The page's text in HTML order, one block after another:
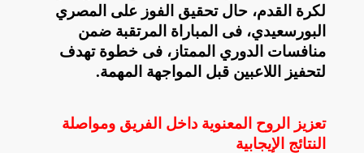
لكرة القدم، حال تحقيق الفوز على المصري
البورسعيدي، فى المباراة المرتقبة ضمن
منافسات الدوري الممتاز، فى خطوة تهدف
لتحفيز اللاعبين قبل المواجهة المهمة.
تعزيز الروح المعنوية داخل الفريق ومواصلة
النتائج الإيجابية